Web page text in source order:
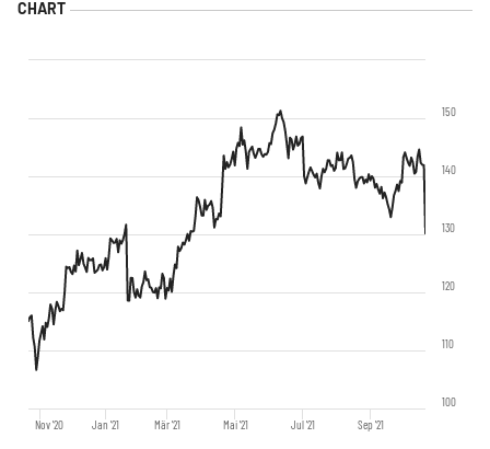
Nov '20 Jan '21 Mär '21 Mai '21 Jul '21 Sep '21
100
110
120
130
140
150